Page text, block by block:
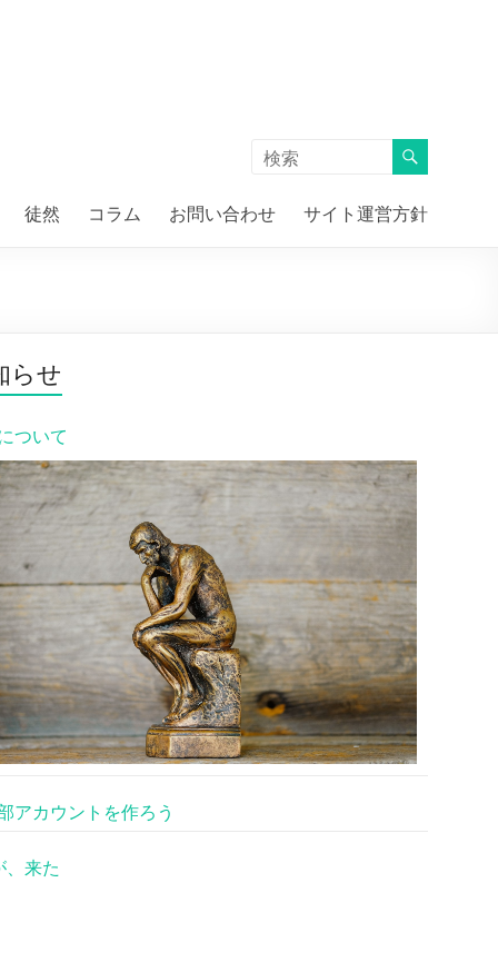
徒然 コラム お問い合わせ サイト運営方針
らせ
ついて
アカウントを作ろう
、来た